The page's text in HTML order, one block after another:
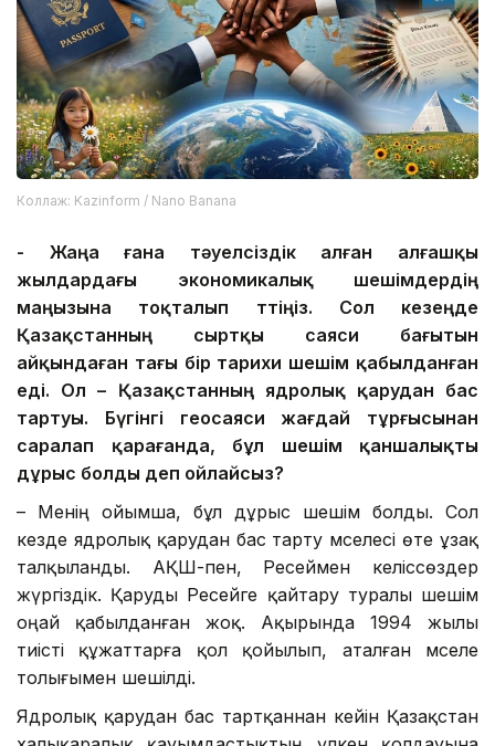
Коллаж: Kazinform / Nano Banana
- Жаңа ғана тәуелсіздікалған алғашқы
жылдардағы экономикалық шешімдердің
маңызына тоқталып өттіңіз. Сол кезеңде
Қазақстанның сыртқы саяси бағытын
айқындаған тағы бір тарихи шешім қабылданған
еді. Ол– Қазақстанның ядролық қарудан бас
тартуы. Бүгінгі геосаяси жағдай тұрғысынан
саралап қарағанда, бұл шешім қаншалықты
дұрыс болды деп ойлайсыз?
– Менің ойымша, бұл дұрыс шешім болды. Сол
кезде ядролық қарудан бас тарту мәселесі өте ұзақ
талқыланды. АҚШ-пен, Ресеймен келіссөздер
жүргіздік. Қаруды Ресейге қайтару туралы шешім
оңай қабылданған жоқ. Ақырында 1994 жылы
тиісті құжаттарға қол қойылып, аталған мәселе
толығымен шешілді.
Ядролық қарудан бас тартқаннан кейін Қазақстан